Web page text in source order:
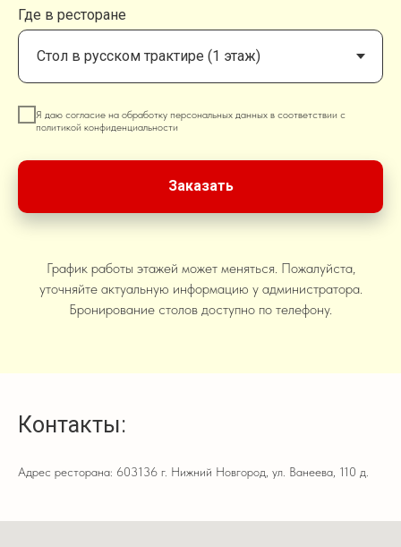
Где в ресторане
Я даю согласие на обработку персональных данных в соответствии с
политикой конфиденциальности
Заказать
График работы этажей может меняться. Пожалуйста,
уточняйте актуальную информацию у администратора.
Бронирование столов доступно по телефону.
Контакты:
Адрес ресторана: 603136 г. Нижний Новгород, ул. Ванеева, 110 д.